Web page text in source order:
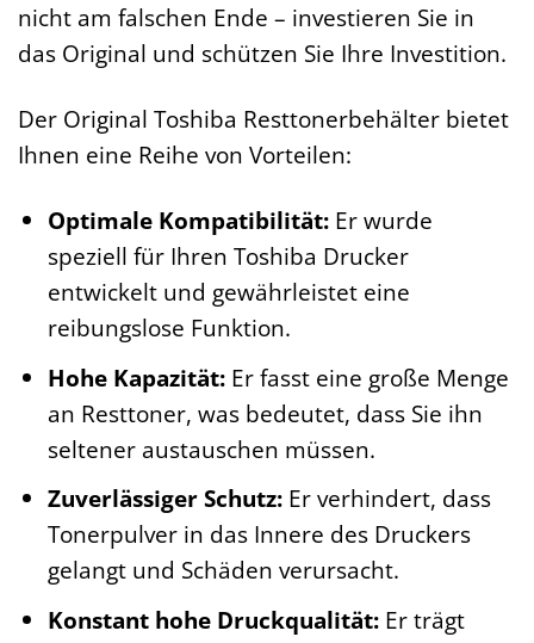
nicht am falschen Ende – investieren Sie in
das Original und schützen Sie Ihre Investition.
Der Original Toshiba Resttonerbehälter bietet
Ihnen eine Reihe von Vorteilen:
Optimale Kompatibilität:Er wurde
speziell für Ihren Toshiba Drucker
entwickelt und gewährleistet eine
reibungslose Funktion.
Hohe Kapazität:Er fasst eine große Menge
an Resttoner, was bedeutet, dass Sie ihn
seltener austauschen müssen.
Zuverlässiger Schutz:Er verhindert, dass
Tonerpulver in das Innere des Druckers
gelangt und Schäden verursacht.
Konstant hohe Druckqualität:Er trägt